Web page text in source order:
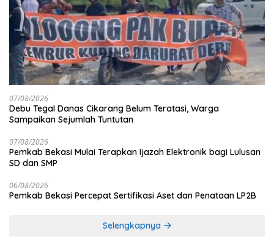
07/08/2026
Debu Tegal Danas Cikarang Belum Teratasi, Warga
Sampaikan Sejumlah Tuntutan
07/08/2026
Pemkab Bekasi Mulai Terapkan Ijazah Elektronik bagi Lulusan
SD dan SMP
06/08/2026
Pemkab Bekasi Percepat Sertifikasi Aset dan Penataan LP2B
Selengkapnya